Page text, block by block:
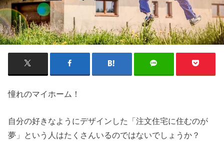
憧れのマイホーム！
自分の好きなようにデザインした「注文住宅に住むのが
夢」という人はたくさんいるのではないでしょうか？